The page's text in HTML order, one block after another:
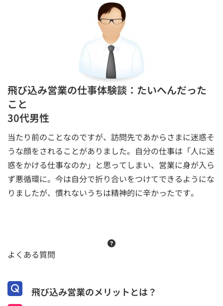
飛び込み営業の仕事体験談：たいへんだった
こと
30代男性
当たり前のことなのですが、訪問先であからさまに迷惑そ
うな顔をされることがありました。自分の仕事は「人に迷
惑をかける仕事なのか」と思ってしまい、営業に身が入ら
ず悪循環に。今は自分で折り合いをつけてできるようにな
りましたが、慣れないうちは精神的に辛かったです。
よくある質問
飛び込み営業のメリットとは？